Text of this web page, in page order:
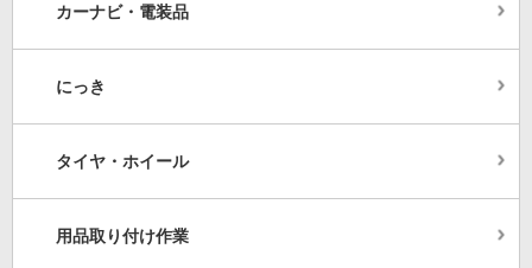
カーナビ・電装品
にっき
タイヤ・ホイール
用品取り付け作業